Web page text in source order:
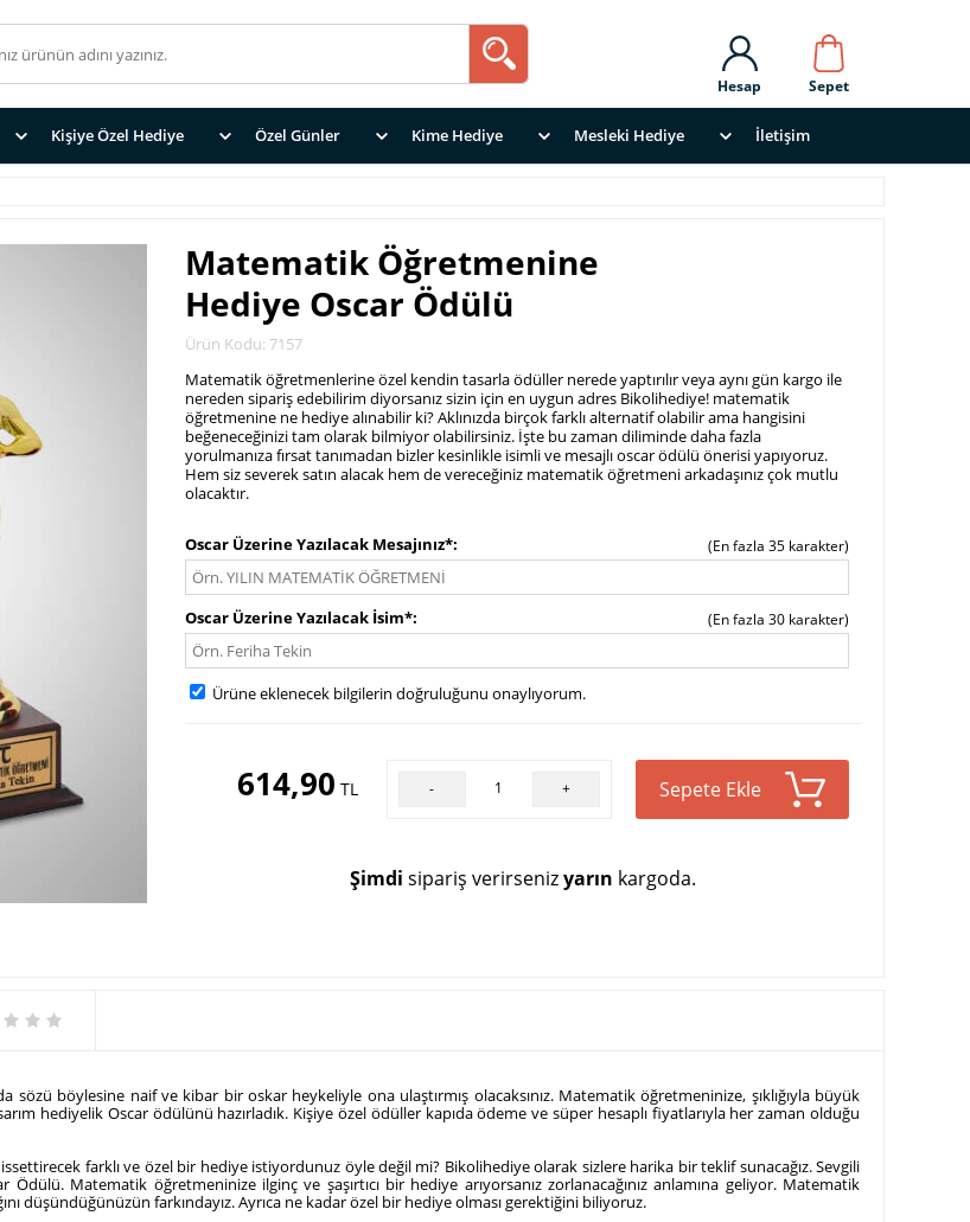
Sepet
Hesap
Kişiye Özel Hediye Özel Günler Kime Hediye Mesleki Hediye İletişim
Matematik Öğretmenine
Hediye Oscar Ödülü
Ürün Kodu: 7157
Matematik öğretmenlerine özel kendin tasarla ödüller nerede yaptırılır veya aynı gün kargo ile
nereden sipariş edebilirim diyorsanız sizin için en uygun adres Bikolihediye! matematik
öğretmenine ne hediye alınabilir ki? Aklınızda birçok farklı alternatif olabilir ama hangisini
beğeneceğinizi tam olarak bilmiyor olabilirsiniz. İşte bu zaman diliminde daha fazla
yorulmanıza fırsat tanımadan bizler kesinlikle isimli ve mesajlı oscar ödülü önerisi yapıyoruz.
Hem siz severek satın alacak hem de vereceğiniz matematik öğretmeni arkadaşınız çok mutlu
olacaktır.
Oscar Üzerine Yazılacak Mesajınız*
(En fazla 35 karakter)
Oscar Üzerine Yazılacak İsim* (En fazla 30 karakter)
Ürüne eklenecek bilgilerin doğruluğunu onaylıyorum.
614,90 TL - + Sepete Ekle
Şimdi sipariş verirsenizyarın kargoda.
böylesine naif ve kibar bir oskar heykeliyle ona ulaştırmış olacaksınız. Matematik öğretmeninize, şıklığıyla büyük
hediyelik Oscar ödülünü hazırladık. Kişiye özel ödüller kapıda ödeme ve süper hesaplı fiyatlarıyla her zaman olduğu
farklı ve özel bir hediye istiyordunuz öyle değil mi? Bikolihediye olarak sizlere harika bir teklif sunacağız. Sevgili
Matematik öğretmeninize ilginç ve şaşırtıcı bir hediye arıyorsanız zorlanacağınız anlamına geliyor. Matematik
düşündüğünüzün farkındayız. Ayrıca ne kadar özel bir hediye olması gerektiğini biliyoruz.